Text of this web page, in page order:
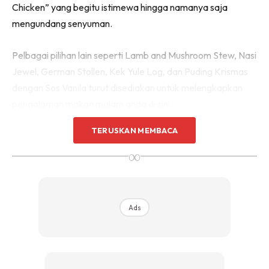
Chicken” yang begitu istimewa hingga namanya saja
mengundang senyuman.
Pelbagai pilihan lain seperti Lamb and Mushroom Stew, Nasi
Jewel, German Stollen, Kek Yule Log, dan Puding Krismas
Ads
TERUSKAN MEMBACA
∞
Ads